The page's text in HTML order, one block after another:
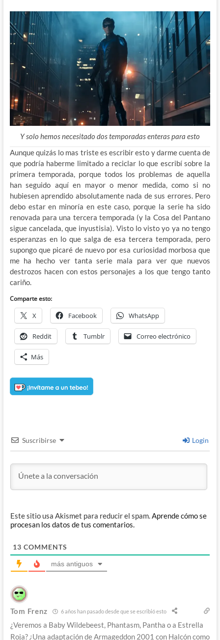
Y solo hemos necesitado dos temporadas enteras para esto
Aunque quizás lo mas triste es escribir esto y darme cuenta de
que podría haberme limitado a reciclar lo que escribí sobre la
primera temporada, porque todos los problemas de aquella
han seguido aquí en mayor o menor medida, como si no
hubiesen aprendido absolutamente nada de sus errores. Pero
debo estar en minoría en este caso, porque la serie ha sido
renovada para una tercera temporada (y la Cosa del Pantano
sigue cancelada, que inyustisia). Visto lo visto yo ya no tengo
esperanzas en lo que salga de esa tercera temporada, pero
supongo que picaré de nuevo por esa curiosidad morbosa que
me ha hecho ver tanta serie mala para ver que nuevos
destrozos hacen con estos personajes a los que tengo tanto
cariño.
Comparte esto:
X Facebook WhatsApp
Reddit Tumblr Correo electrónico
Más
Suscribirse Login
Este sitio usa Akismet para reducir el spam.Aprende cómo se
procesan los datos de tus comentarios.
13 COMMENTS
más antiguos
Tom Frenz 6 años han pasado desde que se escribió esto
¿Veremos a Baby Wildebeest, Phantasm, Pantha o a Estrella
Roja? ¿Una adaptación de Armageddon 2001 con Halcón como